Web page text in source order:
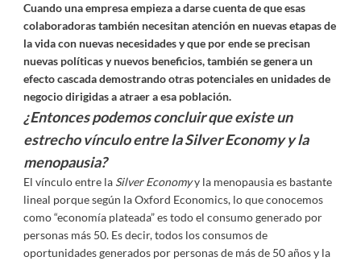
Cuando una empresa empieza a darse cuenta de que esas
colaboradoras también necesitan atención en nuevas etapas de
la vida con nuevas necesidades y que por ende se precisan
nuevas políticas y nuevos beneficios, también se genera un
efecto cascada demostrando otras potenciales en unidades de
negocio dirigidas a atraer a esa población.
¿Entonces podemos concluir que existe un
estrecho vínculo entre la Silver Economy y la
menopausia?
El vínculo entre la Silver Economyy la menopausia es bastante
lineal porque según la Oxford Economics, lo que conocemos
como “economía plateada” es todo el consumo generado por
personas más 50. Es decir, todos los consumos de
oportunidades generados por personas de más de 50 años y la